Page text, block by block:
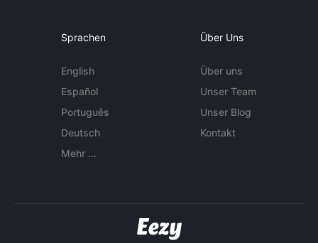
Sprachen
English
Español
Português
Deutsch
Mehr ...
Über Uns
Über uns
Unser Team
Unser Blog
Kontakt